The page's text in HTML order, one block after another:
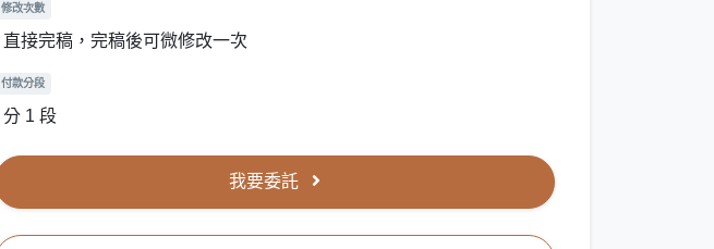
修改次數
直接完稿，完稿後可微修改一次
付款分段
分 1 段
我要委託